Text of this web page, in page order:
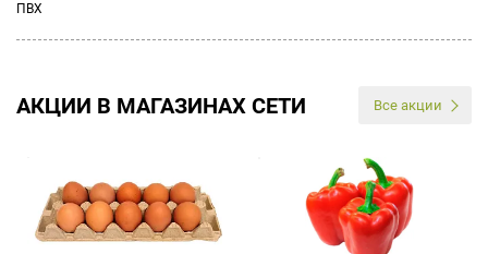
ПВХ
АКЦИИ В МАГАЗИНАХ СЕТИ Все акции